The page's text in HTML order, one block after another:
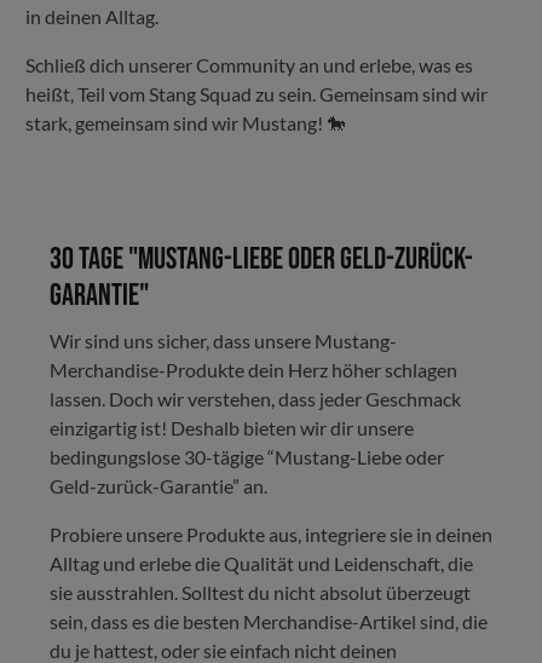
in deinen Alltag.
Schließ dich unserer Community an und erlebe, was es
heißt, Teil vom Stang Squad zu sein. Gemeinsam sind wir
stark, gemeinsam sind wir Mustang! 🐎
30 Tage "Mustang-Liebe oder Geld-zurück-
Garantie"
Wir sind uns sicher, dass unsere Mustang-
Merchandise-Produkte dein Herz höher schlagen
lassen. Doch wir verstehen, dass jeder Geschmack
einzigartig ist! Deshalb bieten wir dir unsere
bedingungslose 30-tägige “Mustang-Liebe oder
Geld-zurück-Garantie” an.
Probiere unsere Produkte aus, integriere sie in deinen
Alltag und erlebe die Qualität und Leidenschaft, die
sie ausstrahlen. Solltest du nicht absolut überzeugt
sein, dass es die besten Merchandise-Artikel sind, die
du je hattest, oder sie einfach nicht deinen